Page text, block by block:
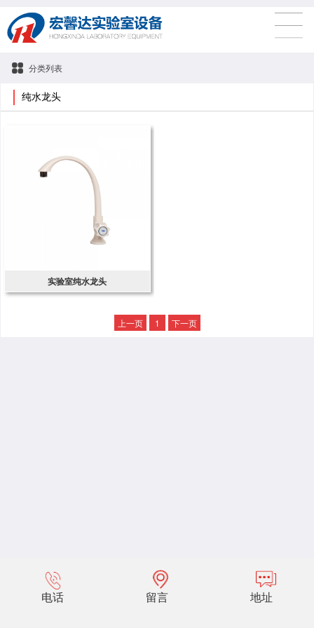
分类列表
纯水龙头
实验室纯水龙头
上一页 1 下一页
电话 留言 地址